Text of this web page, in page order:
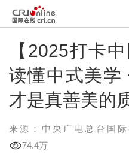
【2025打卡
读懂中式美学
才是真善美的
来源：中央广电总台国
74.4万